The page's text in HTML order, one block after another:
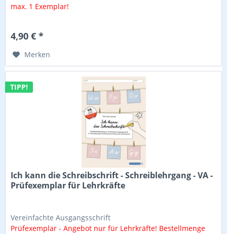
max. 1 Exemplar!
4,90 € *
Merken
TIPP!
Ich kann die Schreibschrift - Schreiblehrgang - VA -
Prüfexemplar für Lehrkräfte
Vereinfachte Ausgangsschrift
Prüfexemplar - Angebot nur für Lehrkräfte! Bestellmenge